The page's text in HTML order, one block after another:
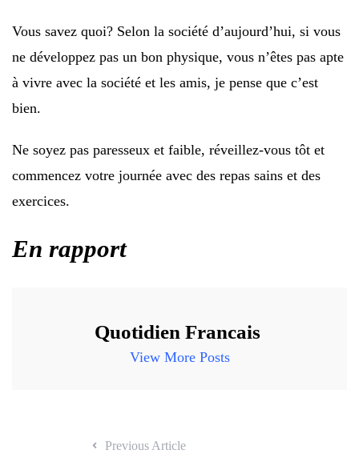
Vous savez quoi? Selon la société d’aujourd’hui, si vous
ne développez pas un bon physique, vous n’êtes pas apte
à vivre avec la société et les amis, je pense que c’est
bien.
Ne soyez pas paresseux et faible, réveillez-vous tôt et
commencez votre journée avec des repas sains et des
exercices.
En rapport
Quotidien Francais
View More Posts
Previous Article